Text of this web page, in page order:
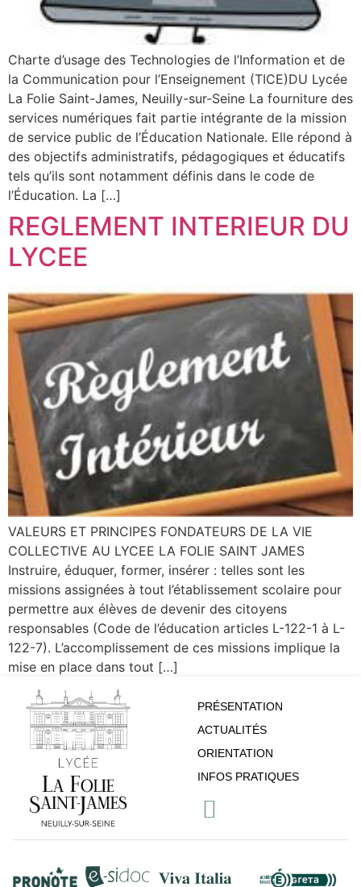
Charte d’usage des Technologies de l’Information et de
la Communication pour l’Enseignement (TICE)DU Lycée
La Folie Saint-James, Neuilly-sur-Seine La fourniture des
services numériques fait partie intégrante de la mission
de service public de l’Éducation Nationale. Elle répond à
des objectifs administratifs, pédagogiques et éducatifs
tels qu’ils sont notamment définis dans le code de
l’Éducation. La […]
REGLEMENT INTERIEUR DU
LYCEE
VALEURS ET PRINCIPES FONDATEURS DE LA VIE
COLLECTIVE AU LYCEE LA FOLIE SAINT JAMES
Instruire, éduquer, former, insérer : telles sont les
missions assignées à tout l’établissement scolaire pour
permettre aux élèves de devenir des citoyens
responsables (Code de l’éducation articles L-122-1 à L-
122-7). L’accomplissement de ces missions implique la
mise en place dans tout […]
PRÉSENTATION
ACTUALITÉS
ORIENTATION
INFOS PRATIQUES